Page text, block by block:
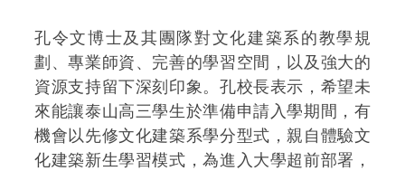
孔令文博士及其團隊對文化建築系的教學規
劃、專業師資、完善的學習空間，以及強大的
資源支持留下深刻印象。孔校長表示，希望未
來能讓泰山高三學生於準備申請入學期間，有
機會以先修文化建築系學分型式，親自體驗文
化建築新生學習模式，為進入大學超前部署，